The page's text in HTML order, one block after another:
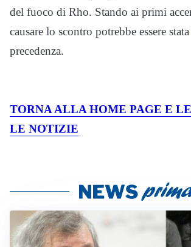
del fuoco di Rho. Stando ai primi
causare lo scontro potrebbe essere
precedenza.
TORNA ALLA HOME PAGE E
LE NOTIZIE